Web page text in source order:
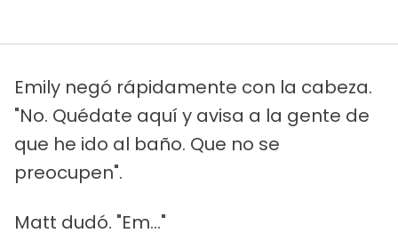
Emily negó rápidamente con la cabeza.
"No. Quédate aquí y avisa a la gente de
que he ido al baño. Que no se
preocupen".
Matt dudó. "Em..."